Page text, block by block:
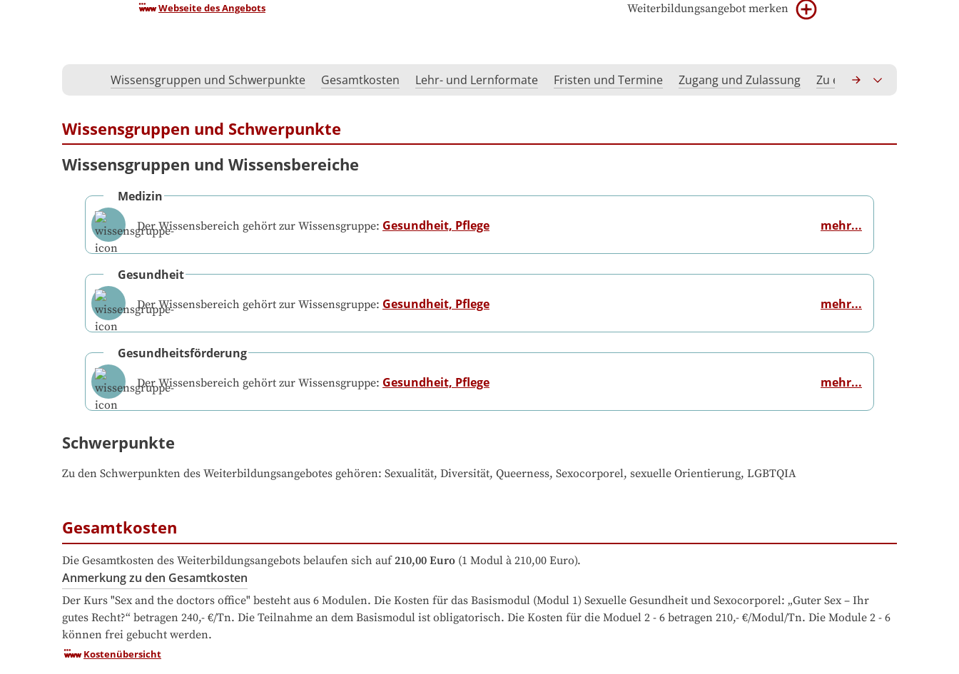
Webseite des Angebots Weiterbildungsangebot merken
Wissensgruppen und Schwerpunkte Gesamtkosten Lehr- und Lernformate Fristen und Termine Zugang und Zulassung Zu erwerbende
Wissensgruppen und Schwerpunkte
Wissensgruppen und Wissensbereiche
Medizin
Der Wissensbereich gehört zur Wissensgruppe: Gesundheit, Pflege mehr...
Gesundheit
Der Wissensbereich gehört zur Wissensgruppe: Gesundheit, Pflege mehr...
Gesundheitsförderung
Der Wissensbereich gehört zur Wissensgruppe: Gesundheit, Pflege mehr...
Schwerpunkte
Zu den Schwerpunkten des Weiterbildungsangebotes gehören: Sexualität, Diversität, Queerness, Sexocorporel, sexuelle Orientierung, LGBTQIA
Gesamtkosten
Die Gesamtkosten des Weiterbildungsangebots belaufen sich auf 210,00 Euro (1 Modul à 210,00 Euro).
Anmerkung zu den Gesamtkosten
Der Kurs "Sex and the doctors office" besteht aus 6 Modulen. Die Kosten für das Basismodul (Modul 1) Sexuelle Gesundheit und Sexocorporel: „Guter Sex – Ihr
gutes Recht?“ betragen 240,- €/Tn. Die Teilnahme an dem Basismodul ist obligatorisch. Die Kosten für die Moduel 2 - 6 betragen 210,- €/Modul/Tn. Die Module 2 - 6
können frei gebucht werden.
Kostenübersicht